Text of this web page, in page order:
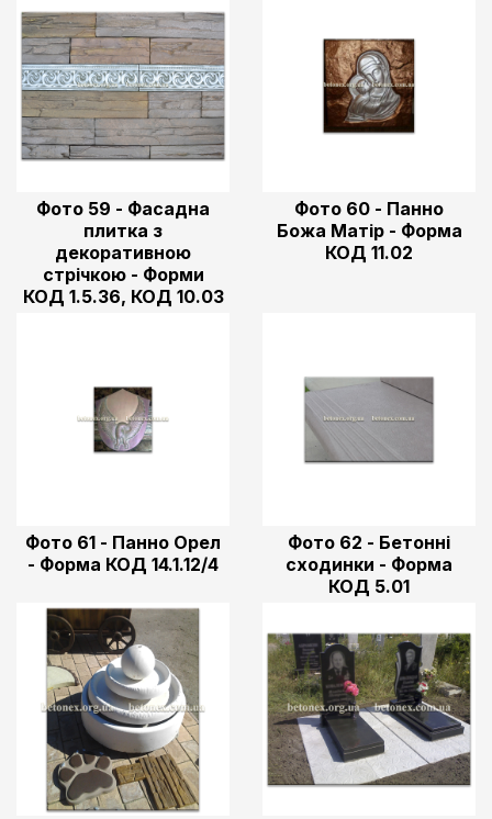
Фото 59 - Фасадна
плитка з
декоративною
стрічкою - Форми
КОД 1.5.36, КОД 10.03
Фото 60 - Панно
Божа Матір - Форма
КОД 11.02
Фото 61 - Панно Орел
- Форма КОД 14.1.12/4
Фото 62 - Бетонні
сходинки - Форма
КОД 5.01